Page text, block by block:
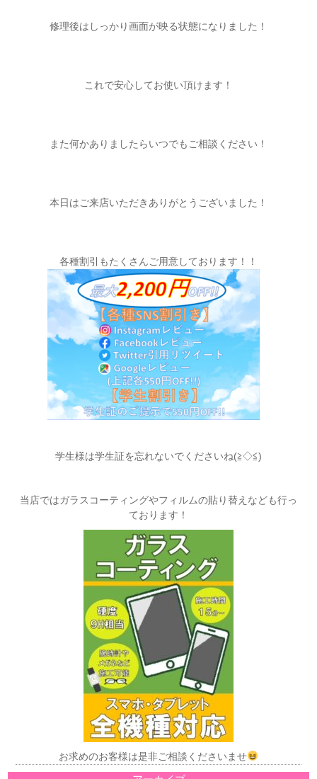
修理後はしっかり画面が映る状態になりました！
これで安心してお使い頂けます！
また何かありましたらいつでもご相談ください！
本日はご来店いただきありがとうございました！
各種割引もたくさんご用意しております！！
学生様は学生証を忘れないでくださいね(≧◇≦)
当店ではガラスコーティングやフィルムの貼り替えなども行っ
ております！
お求めのお客様は是非ご相談くださいませ